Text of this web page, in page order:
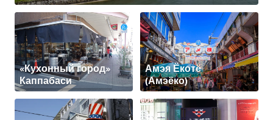
«Кухонный город»
Каппабаси
Амэя Ёкотё
(Амэёко)